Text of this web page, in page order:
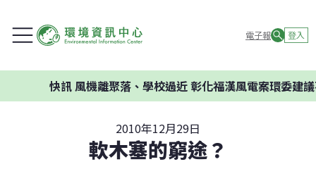
電子報 登入
風機離聚落、學校過近 彰化福漢風電案環委建議不應
2010年12月29日
軟木塞的窮途？